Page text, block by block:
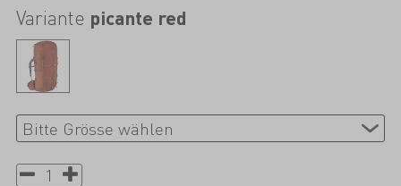
Variante picante red